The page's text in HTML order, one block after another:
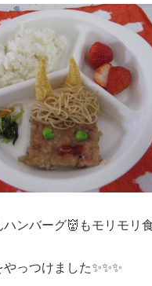
ンバーグ👹もモリモリ
っつけました✨✨✨